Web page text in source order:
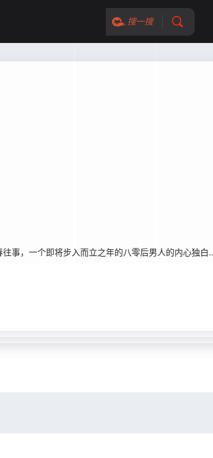
搜一搜
事，一个即将步入而立之年的八零后男人的内心独